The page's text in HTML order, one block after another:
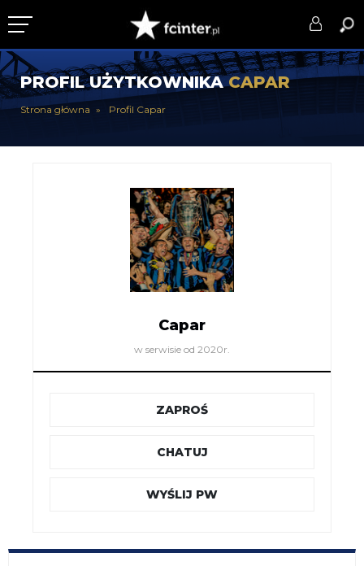
KLUB
DRUŻYNA
PROFIL UŻYTKOWNIKACAPAR
Strona główna Profil Capar
Capar
w serwisie od 2020r.
ZAPROŚ
CHATUJ
WYŚLIJ PW